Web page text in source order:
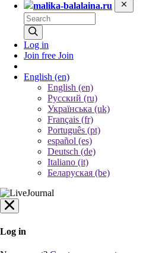
malika-balalaina.ru
Log in
Join free Join
English (en)
English (en)
Русский (ru)
Українська (uk)
Français (fr)
Português (pt)
español (es)
Deutsch (de)
Italiano (it)
Беларуская (be)
Log in